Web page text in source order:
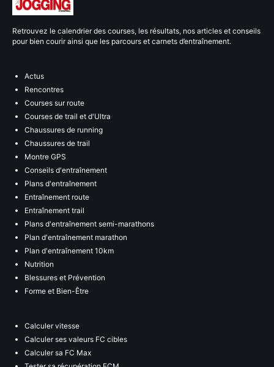
Retrouvez le calendrier des courses, les résultats, nos articles et conseils
pour bien courir ainsi que les parcours et carnets d’entraînement.
Actus
Rencontres
Courses sur route
Courses de trail et d'Ultra
Chaussures de running
Chaussures de trail
Montre GPS
Conseils d'entraînement
Plans d'entraînement
Entraînement route
Entraînement trail
Plans d'entraînement semi-marathons
Plan d'entraînement marathon
Plan d'entraînement 10km
Nutrition
Blessures et Prévention
Forme et Bien-Être
Calculer vitesse
Calculer ses valeurs FC cibles
Calculer sa FC Max